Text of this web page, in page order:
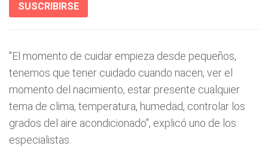
SUSCRIBIRSE
"El momento de cuidar empieza desde pequeños,
tenemos que tener cuidado cuando nacen, ver el
momento del nacimiento, estar presente cualquier
tema de clima, temperatura, humedad, controlar los
grados del aire acondicionado", explicó uno de los
especialistas.